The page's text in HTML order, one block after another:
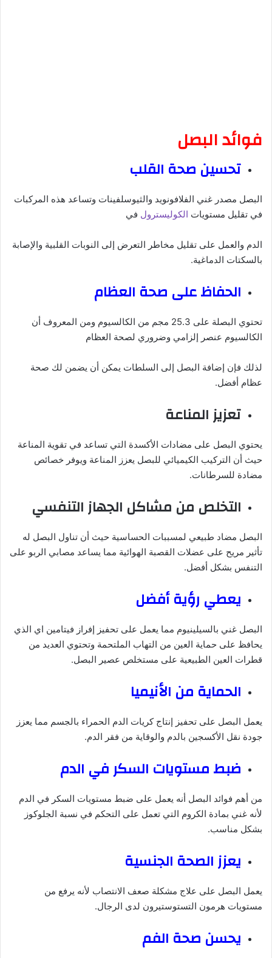
فوائد البصل
تحسين صحة القلب
البصل مصدر غني الفلافونويد والثيوسلفينات وتساعد هذه المركبات
في تقليل مستويات الكوليسترول في
الدم والعمل على تقليل مخاطر التعرض إلى النوبات القلبية والإصابة
بالسكتات الدماغية.
الحفاظ على صحة العظام
تحتوي البصلة على 25.3 مجم من الكالسيوم ومن المعروف أن
الكالسيوم عنصر إلزامي وضروري لصحة العظام
لذلك فإن إضافة البصل إلى السلطات يمكن أن يضمن لك صحة
عظام أفضل.
تعزيز المناعة
يحتوي البصل على مضادات الأكسدة التي تساعد في تقوية المناعة
حيث أن التركيب الكيميائي للبصل يعزز المناعة ويوفر خصائص
مضادة للسرطانات.
التخلص من مشاكل الجهاز التنفسي
البصل مضاد طبيعي لمسببات الحساسية حيث أن تناول البصل له
تأثير مريح على عضلات القصبة الهوائية مما يساعد مصابي الربو على
التنفس بشكل أفضل.
يعطي رؤية أفضل
البصل غني بالسيلينيوم مما يعمل على تحفيز إفراز فيتامين اي الذي
يحافظ على حماية العين من التهاب الملتحمة وتحتوي العديد من
قطرات العين الطبيعية على مستخلص عصير البصل.
الحماية من الأنيميا
يعمل البصل على تحفيز إنتاج كريات الدم الحمراء بالجسم مما يعزز
جودة نقل الأكسجين بالدم والوقاية من فقر الدم.
ضبط مستويات السكر في الدم
من أهم فوائد البصل أنه يعمل على ضبط مستويات السكر في الدم
لأنه غني بمادة الكروم التي تعمل على التحكم في نسبة الجلوكوز
بشكل مناسب.
يعزز الصحة الجنسية
يعمل البصل على علاج مشكلة صعف الانتصاب لأنه يرفع من
مستويات هرمون التستوستيرون لدى الرجال.
يحسن صحة الفم